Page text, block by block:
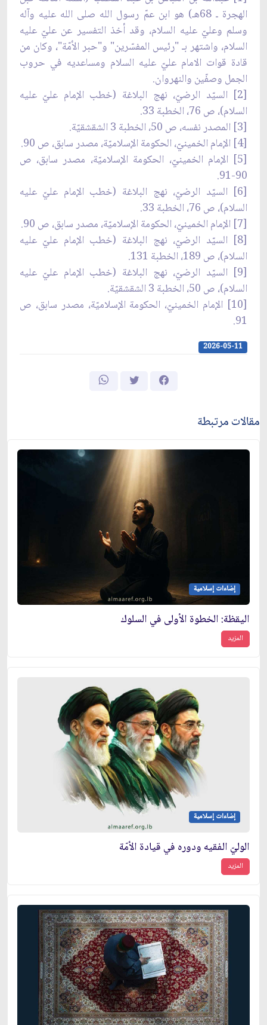
الهجرة ـ 68هـ) هو ابن عمّ رسول الله صلى الله عليه وآله
وسلم وعليّ عليه السلام، وقد أخذ التفسير عن عليّ عليه
السلام، واشتهر بـ "رئيس المفسّرين" و"حبر الأمّة"، وكان من
قادة قوات الامام عليّ عليه السلام ومساعديه في حروب
الجمل وصفّين والنهروان.
[2] السيّد الرضيّ، نهج البلاغة (خطب الإمام عليّ عليه
السلام)، ص 76، الخطبة 33.
[3] المصدر نفسه، ص 50، الخطبة 3 الشقشقيّة.
[4] الإمام الخمينيّ، الحكومة الإسلاميّة، مصدر سابق، ص 90.
[5] الإمام الخمينيّ، الحكومة الإسلاميّة، مصدر سابق، ص
90-91.
[6] السيّد الرضيّ، نهج البلاغة (خطب الإمام عليّ عليه
السلام)، ص 76، الخطبة 33.
[7] الإمام الخمينيّ، الحكومة الإسلاميّة، مصدر سابق، ص 90.
[8] السيّد الرضيّ، نهج البلاغة (خطب الإمام عليّ عليه
السلام)، ص 189، الخطبة 131.
[9] السيّد الرضيّ، نهج البلاغة (خطب الإمام عليّ عليه
السلام)، ص 50، الخطبة 3 الشقشقيّة.
[10] الإمام الخمينيّ، الحكومة الإسلاميّة، مصدر سابق، ص
91.
2026-05-11
مقالات مرتبطة
إضاءات إسلامية
اليقظة: الخطوة الأولى في السلوك
المزيد
إضاءات إسلامية
الوليّ الفقيه ودوره في قيادة الأمّة
المزيد